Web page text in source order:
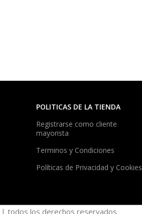
POLITICAS DE LA TIENDA
Registrarse como cliente
mayorista
Terminos y Condiciones
Políticas de Privacidad y Cookies
todos los derechos reservados